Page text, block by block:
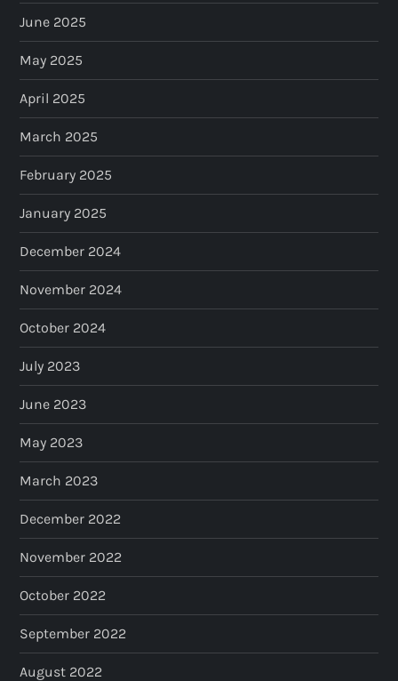
June 2025
May 2025
April 2025
March 2025
February 2025
January 2025
December 2024
November 2024
October 2024
July 2023
June 2023
May 2023
March 2023
December 2022
November 2022
October 2022
September 2022
August 2022